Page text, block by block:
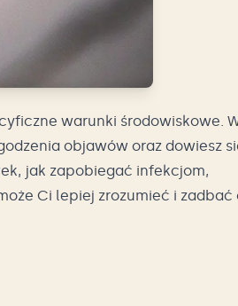
warunki środowiskowe.
objawów oraz dowiesz
jak zapobiegać infekcjom,
Ci lepiej zrozumieć i zadbać